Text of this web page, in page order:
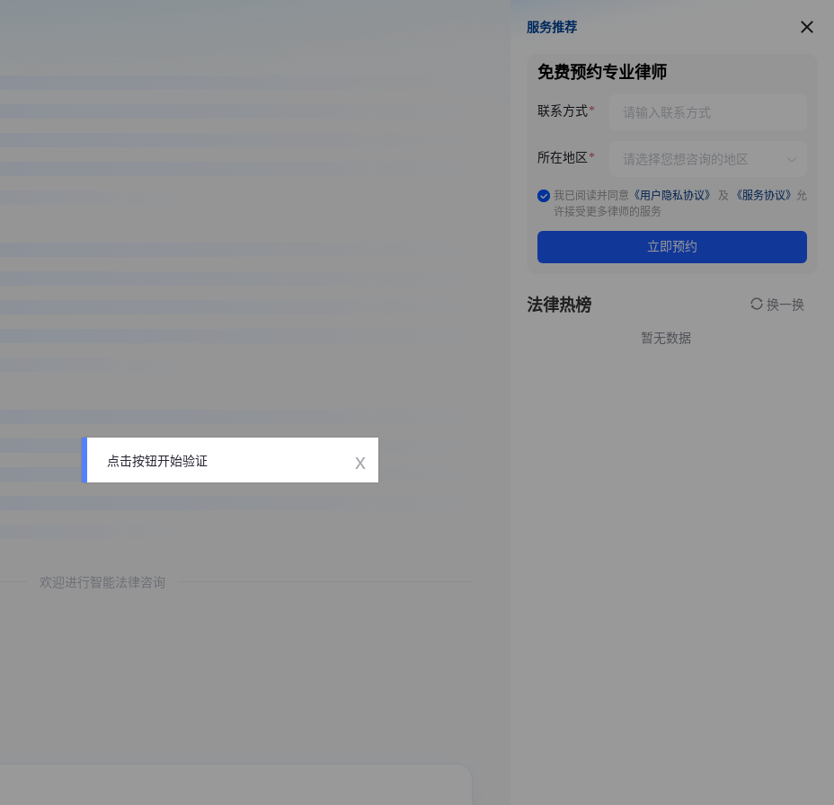
欢迎进行智能法律咨询
服务推荐
服务推荐
免费预约专业律师
联系方式
所在地区
我已阅读并同意 《用户隐私协议》 及 《服务协议》 允
许接受更多律师的服务
立即预约
法律热榜 换一换
暂无数据
点击按钮开始验证 x